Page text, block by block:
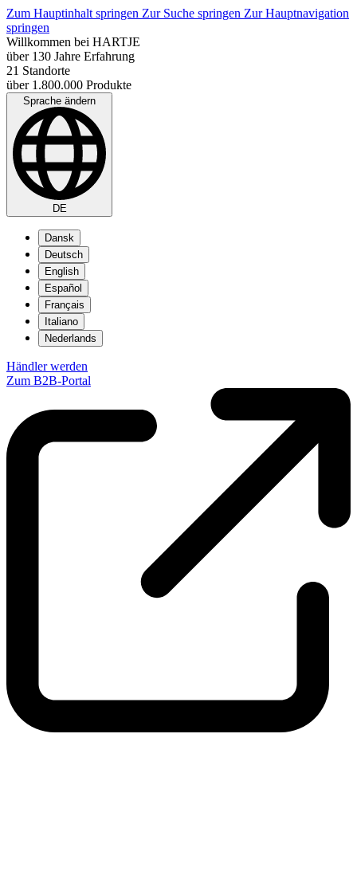
Zum Hauptinhalt springen Zur Suche springen Zur Hauptnavigation
springen
Willkommen bei HARTJE
über 130 Jahre Erfahrung
21 Standorte
über 1.800.000 Produkte
Sprache ändern
DE
Dansk
Deutsch
English
Español
Français
Italiano
Nederlands
Händler werden
Zum B2B-Portal